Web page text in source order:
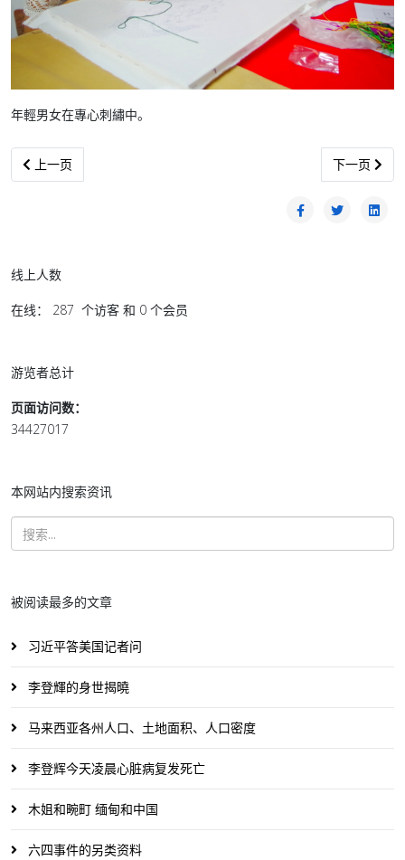
年輕男女在專心刺繡中。
上一篇文章: 大会主席赖子铨在中秋联欢晚会讲话
上一页 下一篇文章:
下一页
线上人数
在线： 287 个访客 和 0 个会员
游览者总计
页面访问数：
34427017
本网站内搜索资讯
被阅读最多的文章
习近平答美国记者问
李登輝的身世揭曉
马来西亚各州人口、土地面积、人口密度
李登辉今天凌晨心脏病复发死亡
木姐和畹町 缅甸和中国
六四事件的另类资料